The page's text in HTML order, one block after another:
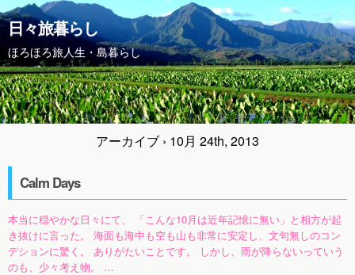
日々旅暮らし
ほろほろ旅人生・島暮らし
アーカイブ › 10月 24th, 2013
Calm Days
本当に穏やかな日々にて、 「こんな10月は近年記憶に無い」と相方が起
き抜けに言った。 海面も海中も空も山も非常に安定し、文句無しのコン
デションに驚く。 ありがたいことです。 しかし、雨が降らないっていう
のも、少々考え物。 …